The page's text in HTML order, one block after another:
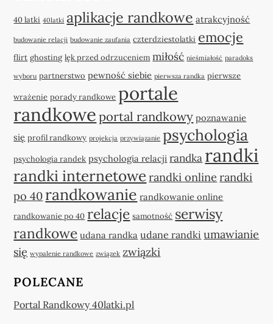
40 latki 40latki aplikacje randkowe atrakcyjność
budowanie relacji budowanie zaufania czterdziestolatki emocje
flirt ghosting lęk przed odrzuceniem miłość nieśmiałość paradoks
wyboru partnerstwo pewność siebie pierwsza randka pierwsze
wrażenie porady randkowe portale
randkowe portal randkowy poznawanie
się profil randkowy projekcja przywiązanie psychologia
psychologia randek psychologia relacji randka randki
randki internetowe randki online randki
po 40 randkowanie randkowanie online
randkowanie po 40 relacje samotność serwisy
randkowe udana randka udane randki umawianie
się wypalenie randkowe związek związki
POLECANE
Portal Randkowy 40latki.pl